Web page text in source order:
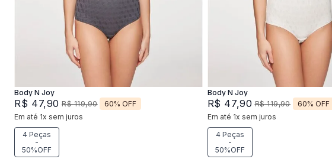
Adicionar na sacola
Body N Joy
R$ 47,90 R$ 119,90 60% OFF
Em até 1x sem juros
4 Peças
-
50%OFF
M
Adicionar na sacola
Body N Joy
R$ 47,90 R$ 119,90 60% OFF
Em até 1x sem juros
4 Peças
-
50%OFF